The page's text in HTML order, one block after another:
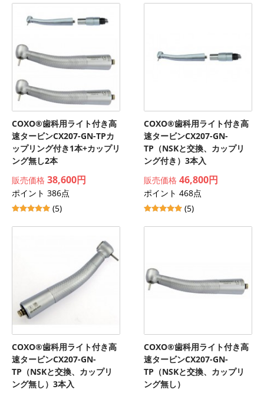
COXO®歯科用ライト付き高
速タービンCX207-GN-TPカ
ップリング付き1本+カップリ
ング無し2本
販売価格 38,600円
ポイント 386点
(5)
COXO®歯科用ライト付き高
速タービンCX207-GN-
TP（NSKと交換、カップリ
ング付き）3本入
販売価格 46,800円
ポイント 468点
(5)
COXO®歯科用ライト付き高
速タービンCX207-GN-
TP（NSKと交換、カップリ
ング無し）3本入
COXO®歯科用ライト付き高
速タービンCX207-GN-
TP（NSKと交換、カップリ
ング無し）